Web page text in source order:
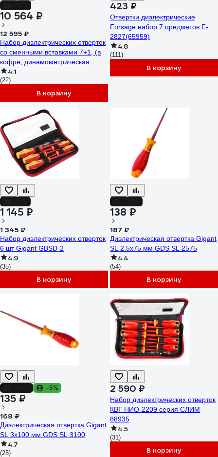
10 564 ₽
12 595 ₽
Набор диэлектрических отверток
со сменными вставками 7+1, (в
кофре, динамометрическая
рукоятка 1-5 Нм) SHTOK 09350
4.1
(22)
В корзину
423 ₽
Отвертки диэлектрические
Forsage набор 7 предметов F-
2827(65959)
4.8
(111)
В корзину
1 145 ₽
1 345 ₽
Набор диэлектрических отверток
6 шт Gigant GBSD-2
4.9
(35)
В корзину
138 ₽
187 ₽
Диэлектрическая отвертка Gigant
SL 2.5x75 мм GDS SL 2575
4.4
(54)
В корзину
-5%
135 ₽
168 ₽
Диэлектрическая отвертка Gigant
SL 3x100 мм GDS SL 3100
4.7
(25)
2 590 ₽
Набор диэлектрических отверток
КВТ НИО-2209 серия СЛИМ
88935
4.5
(31)
В корзину